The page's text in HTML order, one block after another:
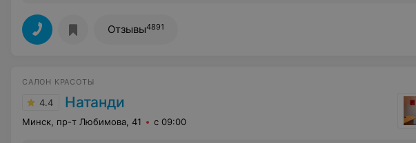
Отзывы4891
САЛОН КРАСОТЫ
4.4 Натанди
Минск, пр-т Любимова, 41 с 09:00